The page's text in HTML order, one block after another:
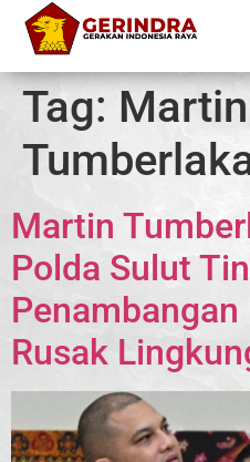
Tag:
Martin
Polda Sulut
Rusak